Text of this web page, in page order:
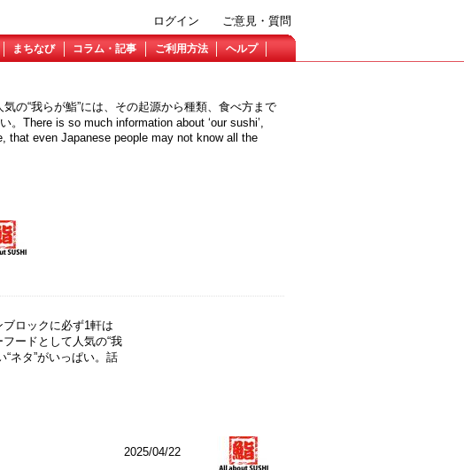
ご意見・質問
ログイン
まちなび コラム・記事 ご利用方法 ヘルプ
の“我らが鮨”には、その起源から種類、食べ方まで
。There is so much information about ‘our sushi’,
that even Japanese people may not know all the
ロックに必ず1軒は
ードとして人気の“我
ネタ”がいっぱい。話
2025/04/22